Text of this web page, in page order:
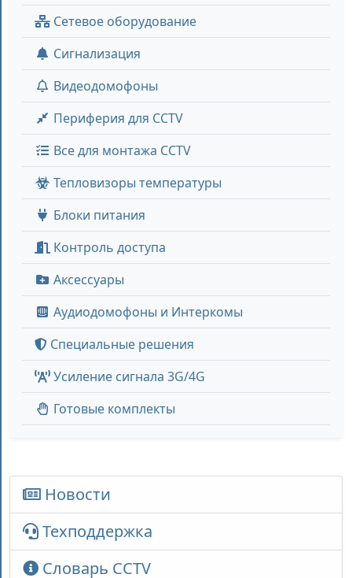
Сетевое оборудование
Сигнализация
Видеодомофоны
Периферия для CCTV
Все для монтажа CCTV
Тепловизоры температуры
Блоки питания
Контроль доступа
Аксессуары
Аудиодомофоны и Интеркомы
Специальные решения
Усиление сигнала 3G/4G
Готовые комплекты
Новости
Техподдержка
Словарь CCTV